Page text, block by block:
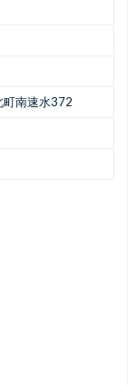
南速水372